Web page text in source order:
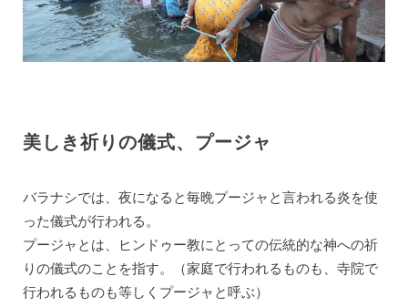
美しき祈りの儀式、プージャ
バラナシでは、夜になると毎晩プージャと言われる炎を使
った儀式が行われる。
プージャとは、ヒンドゥー教にとっての伝統的な神への祈
りの儀式のことを指す。（家庭で行われるものも、寺院で
行われるものも等しくプージャと呼ぶ）